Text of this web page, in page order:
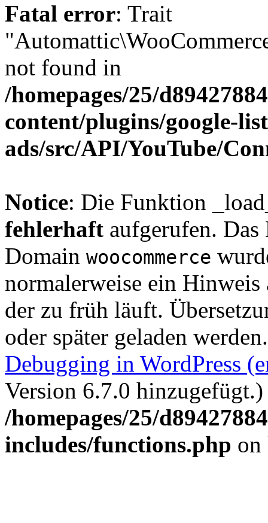
Fatal error: Trait
not found in
/homepages/25/
content/plugins/google-
ads/src/API/YouTube/
Notice: Die Funktion
fehlerhaft aufgerufen.
Domain woocommerce
normalerweise ein
der zu früh läuft.
oder später geladen
Debugging in WordPress
Version 6.7.0
/homepages/25/
includes/functions.php